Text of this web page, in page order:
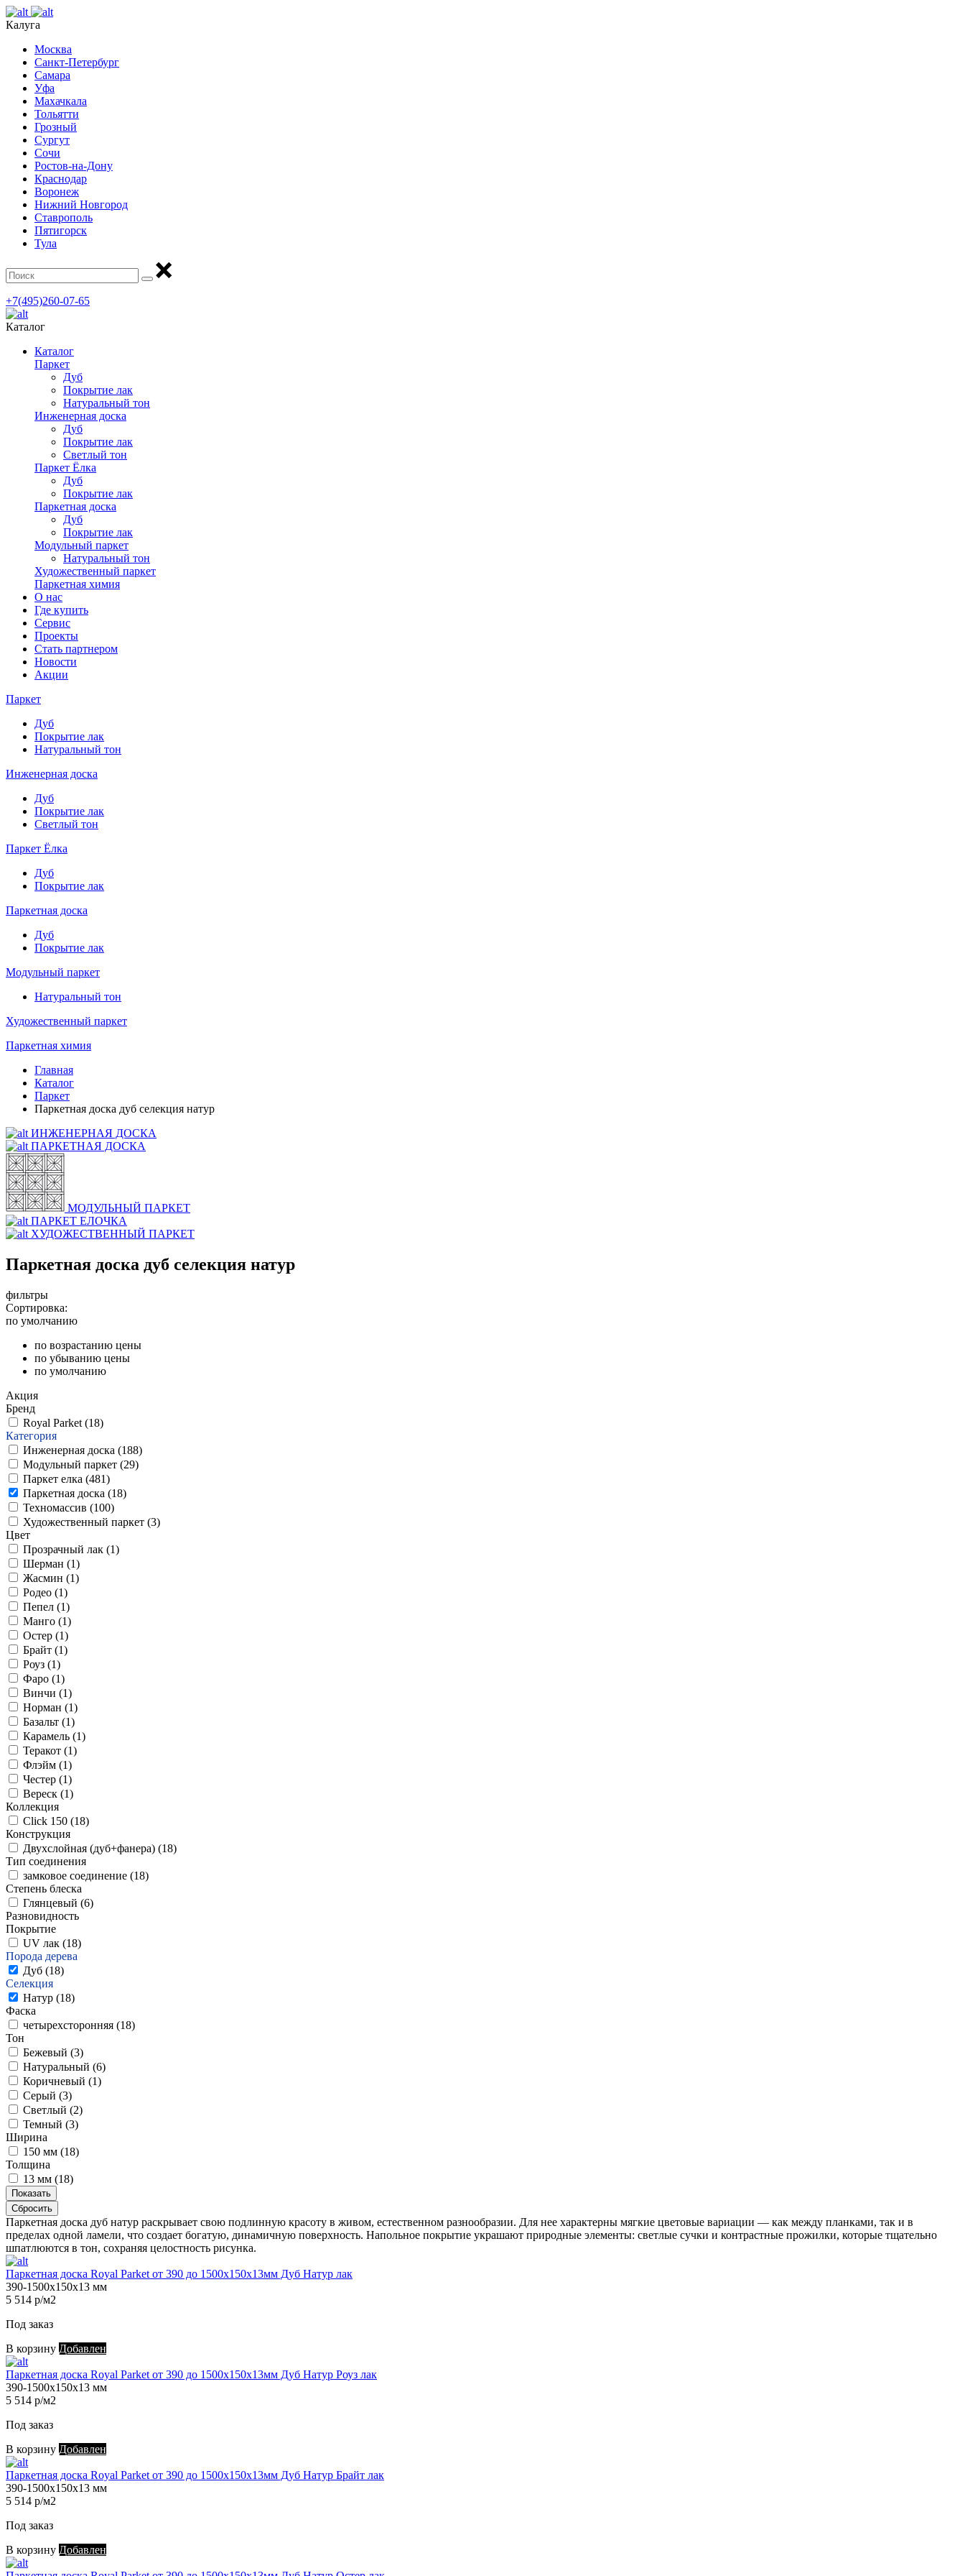
Калуга
Москва
Санкт-Петербург
Самара
Уфа
Махачкала
Тольятти
Грозный
Сургут
Сочи
Ростов-на-Дону
Краснодар
Воронеж
Нижний Новгород
Ставрополь
Пятигорск
Тула
+7(495)260-07-65
Каталог
Каталог
Паркет
Дуб
Покрытие лак
Натуральный тон
Инженерная доска
Дуб
Покрытие лак
Светлый тон
Паркет Ёлка
Дуб
Покрытие лак
Паркетная доска
Дуб
Покрытие лак
Модульный паркет
Натуральный тон
Художественный паркет
Паркетная химия
О нас
Где купить
Сервис
Проекты
Стать партнером
Новости
Акции
Паркет
Дуб
Покрытие лак
Натуральный тон
Инженерная доска
Дуб
Покрытие лак
Светлый тон
Паркет Ёлка
Дуб
Покрытие лак
Паркетная доска
Дуб
Покрытие лак
Модульный паркет
Натуральный тон
Художественный паркет
Паркетная химия
Главная
Каталог
Паркет
Паркетная доска дуб селекция натур
ИНЖЕНЕРНАЯ ДОСКА
ПАРКЕТНАЯ ДОСКА
МОДУЛЬНЫЙ ПАРКЕТ
ПАРКЕТ ЕЛОЧКА
ХУДОЖЕСТВЕННЫЙ ПАРКЕТ
Паркетная доска дуб селекция натур
фильтры
Сортировка:
по умолчанию
по возрастанию цены
по убыванию цены
по умолчанию
Акция
Бренд
Royal Parket (18)
Категория
Инженерная доска (188)
Модульный паркет (29)
Паркет елка (481)
Паркетная доска (18)
Техномассив (100)
Художественный паркет (3)
Цвет
Прозрачный лак (1)
Шерман (1)
Жасмин (1)
Родео (1)
Пепел (1)
Манго (1)
Остер (1)
Брайт (1)
Роуз (1)
Фаро (1)
Винчи (1)
Норман (1)
Базальт (1)
Карамель (1)
Теракот (1)
Флэйм (1)
Честер (1)
Вереск (1)
Коллекция
Click 150 (18)
Конструкция
Двухслойная (дуб+фанера) (18)
Тип соединения
замковое соединение (18)
Степень блеска
Глянцевый (6)
Разновидность
Покрытие
UV лак (18)
Порода дерева
Дуб (18)
Селекция
Натур (18)
Фаска
четырехсторонняя (18)
Тон
Бежевый (3)
Натуральный (6)
Коричневый (1)
Серый (3)
Светлый (2)
Темный (3)
Ширина
150 мм (18)
Толщина
13 мм (18)
Показать
Сбросить
Паркетная доска дуб натур раскрывает свою подлинную красоту в живом, естественном разнообразии. Для нее характерны мягкие цветовые вариации — как между планками, так и в
пределах одной ламели, что создает богатую, динамичную поверхность. Напольное покрытие украшают природные элементы: светлые сучки и контрастные прожилки, которые тщательно
шпатлюются в тон, сохраняя целостность рисунка.
Паркетная доска Royal Parket от 390 до 1500х150х13мм Дуб Натур лак
390-1500х150х13 мм
5 514 р/м2
Под заказ
В корзину Добавлен
Паркетная доска Royal Parket от 390 до 1500х150х13мм Дуб Натур Роуз лак
390-1500х150х13 мм
5 514 р/м2
Под заказ
В корзину Добавлен
Паркетная доска Royal Parket от 390 до 1500х150х13мм Дуб Натур Брайт лак
390-1500х150х13 мм
5 514 р/м2
Под заказ
В корзину Добавлен